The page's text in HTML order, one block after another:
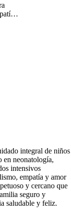
la
integral de niños
en neonatología,
intensivos
empatía y amor
y cercano que
seguro y
saludable y feliz.